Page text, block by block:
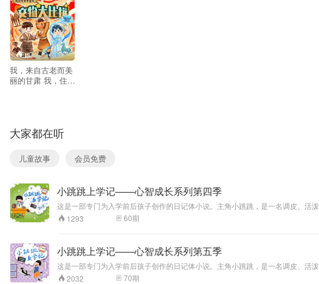
18
我，来自古老而美
丽的甘肃 我，住在
骆驼俑 穿越到现
在，我就是帅气的
哈驼阿甘！ 关注本
专辑，您将收获：
时空，揭开身世之
谜！
大家都在听
儿童故事 会员免费
小跳跳上学记——心智成长系列第四季
这是一部专门为入学前后孩子创作的日记体小说。主角小跳跳，是一名调皮、活
跳跳用他的日记，将上学后的故事，逐一呈现：自说自话的流水账，奇思怪想
1293 60期
小跳跳上学记——心智成长系列第五季
这是一部专门为入学前后孩子创作的日记体小说。主角小跳跳，是一名调皮、活
逐一呈现：自说自话的流水账，奇思怪想无边无际，搞笑幽默的调皮态度……让
2032 70期